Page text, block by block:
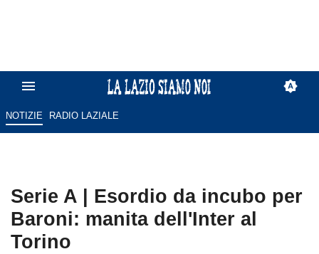
NOTIZIE RADIO LAZIALE
Serie A | Esordio da incubo per
Baroni: manita dell'Inter al
Torino